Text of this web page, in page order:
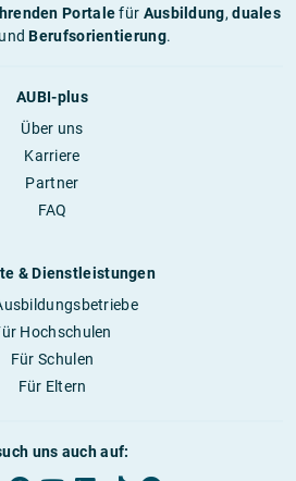
Portalefür Ausbildung,duales
Berufsorientierung.
AUBI-plus
Über uns
Karriere
Partner
FAQ
& Dienstleistungen
Hochschulen
Für Schulen
Für Eltern
uns auch auf: